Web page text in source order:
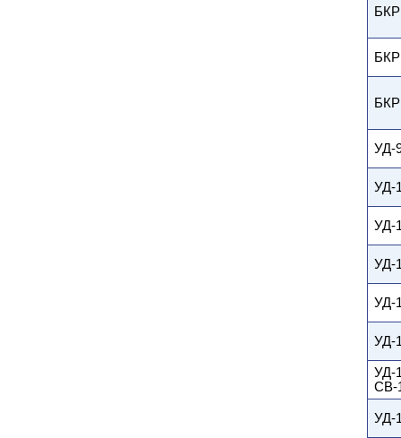
БКР
БКР
БКР
УД-
УД-
УД-
УД-
УД-
УД-
УД-
СВ-
УД-